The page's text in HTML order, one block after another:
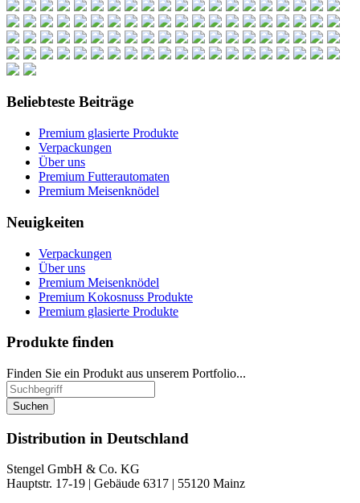
Beliebteste Beiträge
Premium glasierte Produkte
Verpackungen
Über uns
Premium Futterautomaten
Premium Meisenknödel
Neuigkeiten
Verpackungen
Über uns
Premium Meisenknödel
Premium Kokosnuss Produkte
Premium glasierte Produkte
Produkte finden
Finden Sie ein Produkt aus unserem Portfolio...
Suchen
Distribution in Deutschland
Stengel GmbH & Co. KG
Hauptstr. 17-19 | Gebäude 6317 | 55120 Mainz